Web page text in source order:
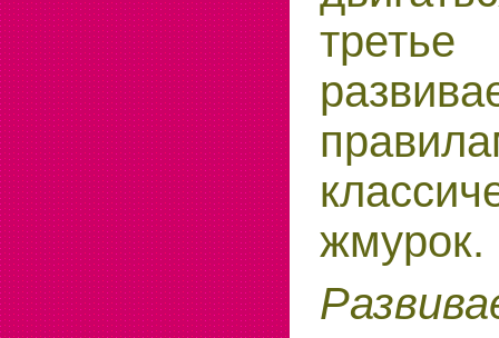
жмурок.